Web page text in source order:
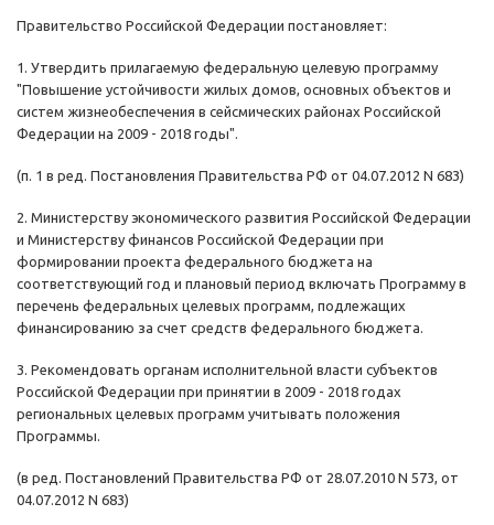
Правительство Российской Федерации постановляет:
1. Утвердить прилагаемую федеральную целевую программу
"Повышение устойчивости жилых домов, основных объектов и
систем жизнеобеспечения в сейсмических районах Российской
Федерации на 2009 - 2018 годы".
(п. 1 в ред. Постановления Правительства РФ от 04.07.2012 N 683)
2. Министерству экономического развития Российской Федерации
и Министерству финансов Российской Федерации при
формировании проекта федерального бюджета на
соответствующий год и плановый период включать Программу в
перечень федеральных целевых программ, подлежащих
финансированию за счет средств федерального бюджета.
3. Рекомендовать органам исполнительной власти субъектов
Российской Федерации при принятии в 2009 - 2018 годах
региональных целевых программ учитывать положения
Программы.
(в ред. Постановлений Правительства РФ от 28.07.2010 N 573, от
04.07.2012 N 683)